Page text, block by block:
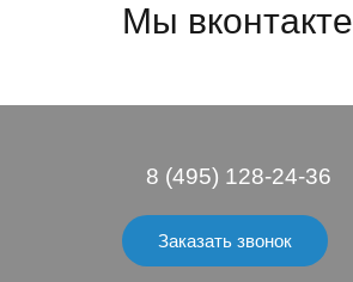
Мы вконтакте
8 (495) 128-24-36
Заказать звонок